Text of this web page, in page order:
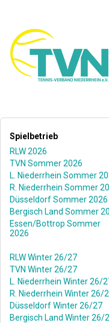
Spielbetrieb
RLW 2026
TVN Sommer 2026
L. Niederrhein Sommer
R. Niederrhein Sommer
Düsseldorf Sommer 2026
Bergisch Land Sommer
Essen/Bottrop Sommer
2026
RLW Winter 26/27
TVN Winter 26/27
L. Niederrhein Winter 26/
R. Niederrhein Winter 26/
Düsseldorf Winter 26/27
Bergisch Land Winter 26/